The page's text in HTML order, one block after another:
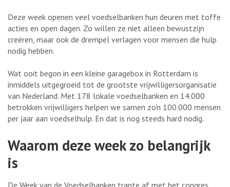
Deze week openen veel voedselbanken hun deuren met toffe
acties en open dagen. Zo willen ze niet alleen bewustzijn
creëren, maar ook de drempel verlagen voor mensen die hulp
nodig hebben.
Wat ooit begon in een kleine garagebox in Rotterdam is
inmiddels uitgegroeid tot de grootste vrijwilligersorganisatie
van Nederland. Met 178 lokale voedselbanken en 14.000
betrokken vrijwilligers helpen we samen zo'n 100.000 mensen
per jaar aan voedselhulp. En dat is nog steeds hard nodig.
Waarom deze week zo belangrijk
is
De Week van de Voedselbanken trapte af met het congres